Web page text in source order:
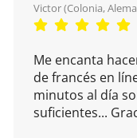
Victor (Colonia,
Me encanta
de francés en
minutos al día
suficientes...